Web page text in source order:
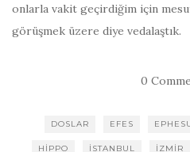
onlarla vakit geçirdiğim için
görüşmek üzere diye vedalaştık.
0
DOSLAR EFES
HIPPO ISTANBUL IZMIR